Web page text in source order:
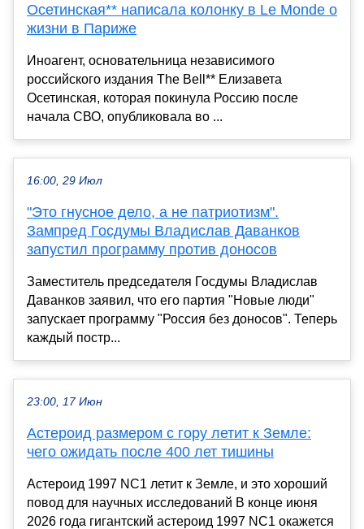
Осетинская** написала колонку в Le Monde о
жизни в Париже
Иноагент, основательница независимого
российского издания The Bell** Елизавета
Осетинская, которая покинула Россию после
начала СВО, опубликовала во ...
16:00, 29 Июл
"Это гнусное дело, а не патриотизм".
Зампред Госдумы Владислав Даванков
запустил программу против доносов
Заместитель председателя Госдумы Владислав
Даванков заявил, что его партия "Новые люди"
запускает программу "Россия без доносов". Теперь
каждый постр...
23:00, 17 Июн
Астероид размером с гору летит к Земле:
чего ожидать после 400 лет тишины
Астероид 1997 NC1 летит к Земле, и это хороший
повод для научных исследований В конце июня
2026 года гигантский астероид 1997 NC1 окажется